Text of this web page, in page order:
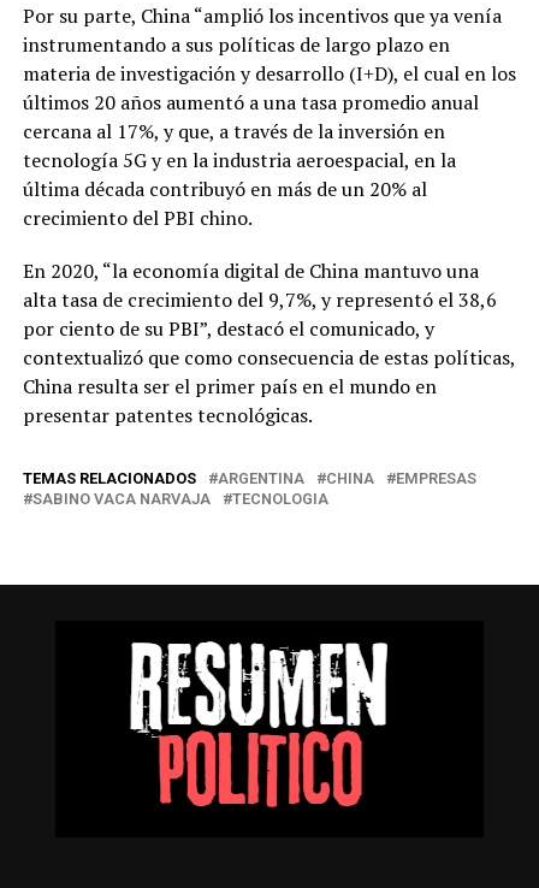
Por su parte, China “amplió los incentivos que ya venía
instrumentando a sus políticas de largo plazo en
materia de investigación y desarrollo (I+D), el cual en los
últimos 20 años aumentó a una tasa promedio anual
cercana al 17%, y que, a través de la inversión en
tecnología 5G y en la industria aeroespacial, en la
última década contribuyó en más de un 20% al
crecimiento del PBI chino.
En 2020, “la economía digital de China mantuvo una
alta tasa de crecimiento del 9,7%, y representó el 38,6
por ciento de su PBI”, destacó el comunicado, y
contextualizó que como consecuencia de estas políticas,
China resulta ser el primer país en el mundo en
presentar patentes tecnológicas.
TEMAS RELACIONADOS ARGENTINA CHINA
EMPRESAS
SABINO VACA NARVAJA
TECNOLOGIA